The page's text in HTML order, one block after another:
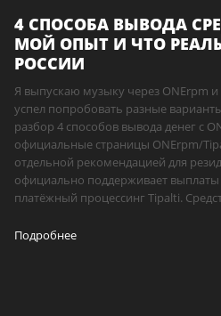
4 СПОСОБА ВЫВОДА
МОЙ ОПЫТ И ЧТО
РОССИИ
Я выпускаю музыку через ONErpm
успел попробовать разные
разбор 4 способов вывода денег с
официальные страницы ONErpm/
отдельной рекомендацией для
официально поддерживает выплаты
платёжный процессинг Tipalti.
Подробнее